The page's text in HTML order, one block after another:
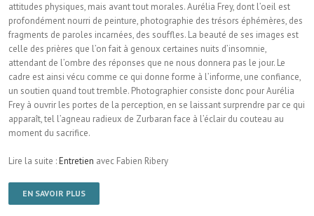
attitudes physiques, mais avant tout morales. Aurélia Frey, dont l’oeil est
profondément nourri de peinture, photographie des trésors éphémères, des
fragments de paroles incarnées, des souffles. La beauté de ses images est
celle des prières que l’on fait à genoux certaines nuits d’insomnie,
attendant de l’ombre des réponses que ne nous donnera pas le jour. Le
cadre est ainsi vécu comme ce qui donne forme à l’informe, une confiance,
un soutien quand tout tremble. Photographier consiste donc pour Aurélia
Frey à ouvrir les portes de la perception, en se laissant surprendre par ce qui
apparaît, tel l’agneau radieux de Zurbaran face à l’éclair du couteau au
moment du sacrifice.
Lire la suite :Entretien avec Fabien Ribery
EN SAVOIR PLUS